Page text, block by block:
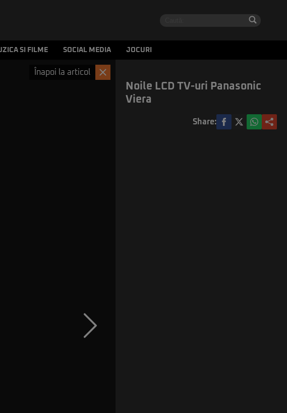
SI FILME SOCIAL MEDIA JOCURI
Înapoi la articol
Noile LCD TV-uri Panasonic
Viera
Share: